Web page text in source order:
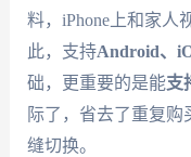
料，iPhone上和家人
此，支持Android、
础，更重要的是能支
际了，省去了重复
缝切换。